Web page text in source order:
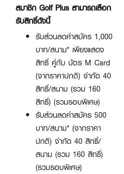
สมาชิก Golf Plus สามารถเลือก
รับสิทธิ์ดังนี้
รับส่วนลดค่าสมัคร 1,000
บาท/สนาม* เพียงแสดง
สิทธิ์ คู่กับ บัตร M Card
(จากราคาปกติ) จำกัด 40
สิทธิ์/สนาม (รวม 160
สิทธิ์) (รวมรอบพิเศษ)
รับส่วนลดค่าสมัคร 500
บาท/สนาม* (จากราคา
ปกติ) จำกัด 40 สิทธิ์/
สนาม (รวม 160 สิทธิ์)
(รวมรอบพิเศษ)